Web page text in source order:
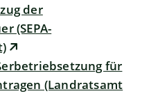
der
(SEPA-
für
(Landratsamt